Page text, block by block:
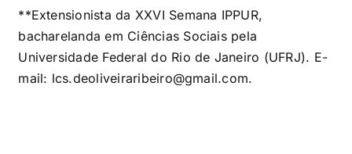
**Extensionista da XXVI Semana IPPUR,
bacharelanda em Ciências Sociais pela
Universidade Federal do Rio de Janeiro (UFRJ). E-
mail: lcs.deoliveiraribeiro@gmail.com.